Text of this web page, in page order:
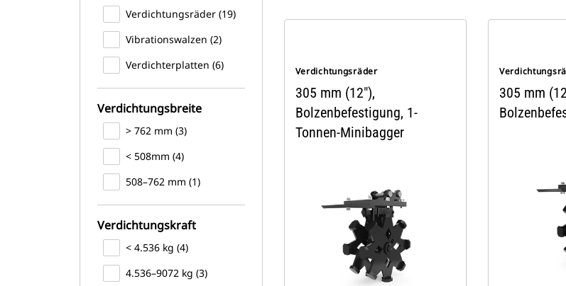
Verdichtungsräder (19)
Vibrationswalzen (2)
Verdichterplatten (6)
Verdichtungsbreite
> 762 mm (3)
< 508mm (4)
508–762 mm (1)
Verdichtungskraft
< 4.536 kg (4)
4.536–9072 kg (3)
Verdichtungsräder
305 mm (12"),
Bolzenbefestigung, 1-
Tonnen-Minibagger
305 mm